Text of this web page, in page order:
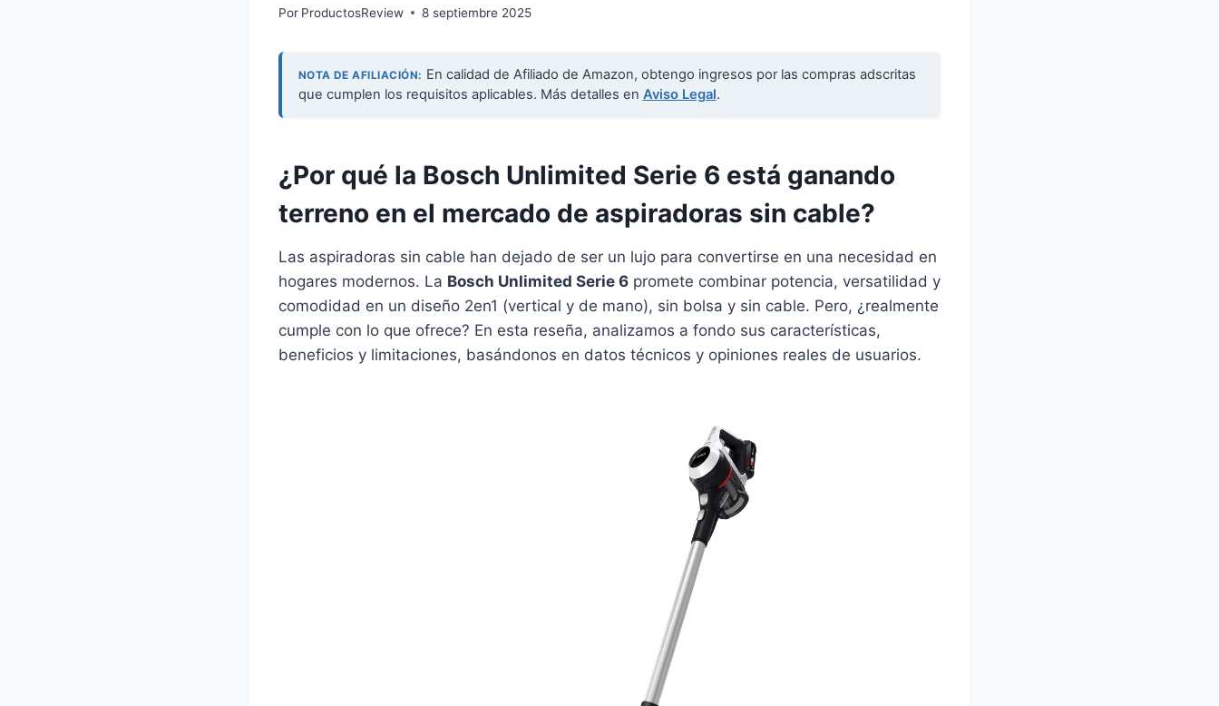
Por ProductosReview 8 septiembre 2025
NOTA DE AFILIACIÓN: En calidad de Afiliado de Amazon, obtengo ingresos por las compras adscritas
que cumplen los requisitos aplicables. Más detalles en Aviso Legal.
¿Por qué la Bosch Unlimited Serie 6 está ganando
terreno en el mercado de aspiradoras sin cable?
Las aspiradoras sin cable han dejado de ser un lujo para convertirse en una necesidad en
hogares modernos. La Bosch Unlimited Serie 6 promete combinar potencia, versatilidad y
comodidad en un diseño 2en1 (vertical y de mano), sin bolsa y sin cable. Pero, ¿realmente
cumple con lo que ofrece? En esta reseña, analizamos a fondo sus características,
beneficios y limitaciones, basándonos en datos técnicos y opiniones reales de usuarios.